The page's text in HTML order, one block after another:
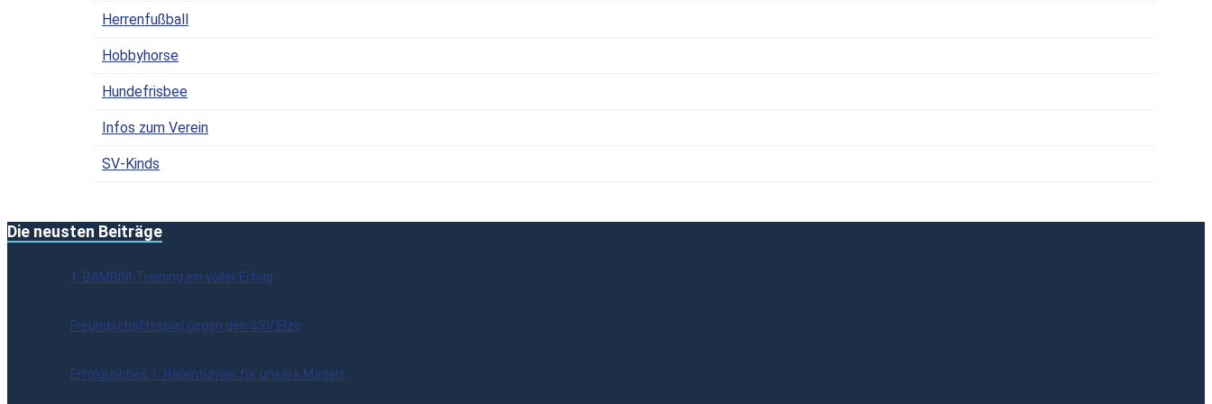
Herrenfußball
Hobbyhorse
Hundefrisbee
Infos zum Verein
SV-Kinds
Die neusten Beiträge
1. BAMBINI-Training ein voller Erfolg
Freundschaftsspiel gegen den SSV Elze
Erfolgreiches 1. Hallenturnier für unsere Mädels